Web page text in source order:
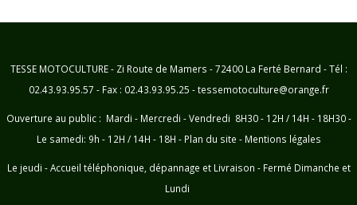
TESSE MOTOCULTURE - Zi Route de Mamers - 72400 La Ferté Bernard - Tél :
02.43.93.95.57 - Fax : 02.43.93.95.25 - tessemotoculture@orange.fr
Ouverture au public : Mardi - Mercredi - Vendredi 8H30 - 12H / 14H - 18H30 -
Le samedi: 9h - 12H / 14H - 18H - Plan du site - Mentions légales
Le jeudi - Accueil téléphonique, dépannage et Livraison - Fermé Dimanche et
Lundi